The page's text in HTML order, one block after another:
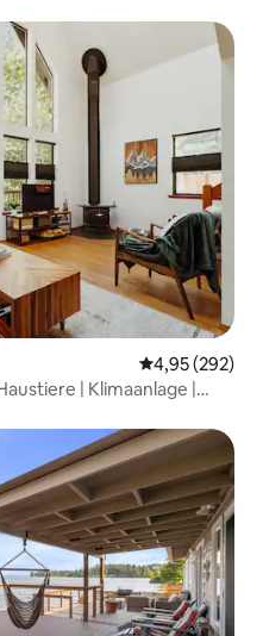
4,95 (292)
| Klimaanlage |